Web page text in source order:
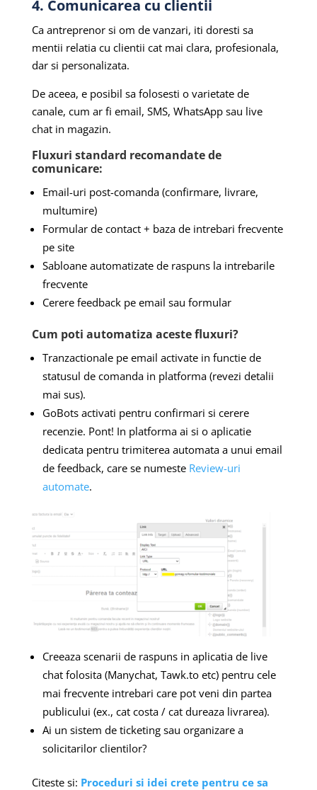
4. Comunicarea cu clientii
Ca antreprenor si om de vanzari, iti doresti sa
mentii relatia cu clientii cat mai clara, profesionala,
dar si personalizata.
De aceea, e posibil sa folosesti o varietate de
canale, cum ar fi email, SMS, WhatsApp sau live
chat in magazin.
Fluxuri standard recomandate de
comunicare:
Email-uri post-comanda (confirmare, livrare,
multumire)
Formular de contact + baza de intrebari frecvente
pe site
Sabloane automatizate de raspuns la intrebarile
frecvente
Cerere feedback pe email sau formular
Cum poti automatiza aceste fluxuri?
Tranzactionale pe email activate in functie de
statusul de comanda in platforma (revezi detalii
mai sus).
GoBots activati pentru confirmari si cerere
recenzie. Pont! In platforma ai si o aplicatie
dedicata pentru trimiterea automata a unui email
de feedback, care se numeste Review-uri
automate.
Creeaza scenarii de raspuns in aplicatia de live
chat folosita (Manychat, Tawk.to etc) pentru cele
mai frecvente intrebari care pot veni din partea
publicului (ex., cat costa / cat dureaza livrarea).
Ai un sistem de ticketing sau organizare a
solicitarilor clientilor?
Citeste si: Proceduri si idei crete pentru ce sa